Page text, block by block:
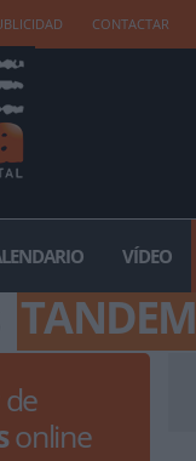
CONTACTAR
VÍDEO
TANDEM
online